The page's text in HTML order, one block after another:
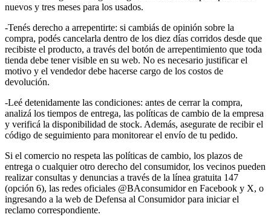
nuevos y tres meses para los usados.
-Tenés derecho a arrepentirte: si cambiás de opinión sobre la
compra, podés cancelarla dentro de los diez días corridos desde que
recibiste el producto, a través del botón de arrepentimiento que toda
tienda debe tener visible en su web. No es necesario justificar el
motivo y el vendedor debe hacerse cargo de los costos de
devolución.
-Leé detenidamente las condiciones: antes de cerrar la compra,
analizá los tiempos de entrega, las políticas de cambio de la empresa
y verificá la disponibilidad de stock. Además, asegurate de recibir el
código de seguimiento para monitorear el envío de tu pedido.
Si el comercio no respeta las políticas de cambio, los plazos de
entrega o cualquier otro derecho del consumidor, los vecinos pueden
realizar consultas y denuncias a través de la línea gratuita 147
(opción 6), las redes oficiales @BAconsumidor en Facebook y X, o
ingresando a la web de Defensa al Consumidor para iniciar el
reclamo correspondiente.